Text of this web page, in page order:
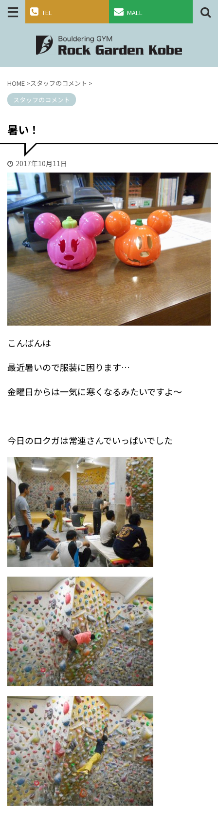
TEL MALL
HOME >スタッフのコメント >
スタッフのコメント
暑い！
2017年10月11日
こんばんは
最近暑いので服装に困ります…
金曜日からは一気に寒くなるみたいですよ～
今日のロクガは常連さんでいっぱいでした